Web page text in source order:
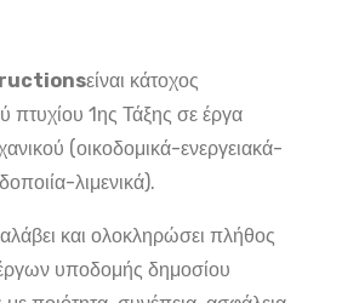
είναι κάτοχος
πτυχίου 1ης Τάξης σε έργα
(οικοδομικά-ενεργειακά-
λιμενικά).
και ολοκληρώσει πλήθος
υποδομής δημοσίου